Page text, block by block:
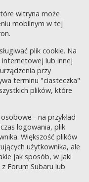
witryna może
mobilnym w tej
plik cookie. Na
lub innej
przy
terminu "ciasteczka"
plików, które
- na przykład
logowania, plik
Większość plików
użytkownika, ale
jak sposób, w jaki
Forum Subaru lub